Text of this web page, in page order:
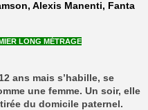
Alexis Manenti, Fanta
LONG MÉTRAGE
ans mais s’habille, se
une femme. Un soir, elle
du domicile paternel.